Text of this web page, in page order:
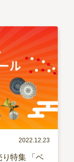
2022.12.23
特集 「ベ